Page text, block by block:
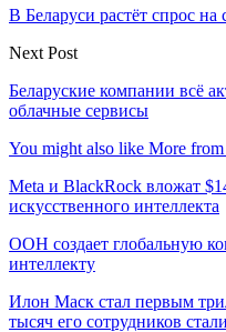
В Беларуси растёт спрос
Next Post
Беларуские компании всё
облачные сервисы
You might also like More
Meta и BlackRock вложат
искусственного интеллекта
ООН создает глобальную
интеллекту
Илон Маск стал первым
тысяч его сотрудников